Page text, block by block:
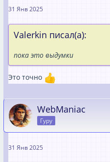
31 Янв 2025
Valerkin писал(а):
пока это выдумки
Это точно
WebManiac
Гуру
31 Янв 2025